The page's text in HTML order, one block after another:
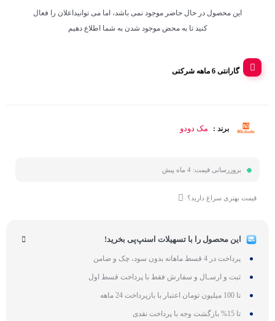
این محصول در حال حاضر موجود نمی باشد، اما می توانیداعلان را فعال
کنید تا به محض موجود شدن به شما اطلاع دهیم
گارانتی 6 ماهه شرکتی
برند : مک دودو
بروزرسانی قیمت: 4 ماه پیش
قیمت بهتری سراغ دارید؟
این محصول را با تسهیلات اسنپ‌پی بخرید!
پرداخت در 4 قسط ماهانه بدون سود، چک و ضامن
ثبت و ارسـال و سفارش فقط با پرداخت قسط اول
تا 100 میلیون تومان اعتبار با بازپرداخت 24 ماهه
تا 15% بازگشت وجه با پرداخت نقدی